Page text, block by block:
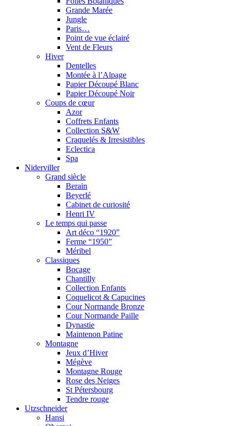
Grande Marée
Jungle
Paris…
Point de vue éclairé
Vent de Fleurs
Hiver
Dentelles
Montée à l’Alpage
Papier Découpé Blanc
Papier Découpé Noir
Coups de cœur
Azor
Coffrets Enfants
Collection S&W
Craquelés & Irresistibles
Eclectica
Spa
Niderviller
Grand siècle
Berain
Beyerlé
Cabinet de curiosité
Henri IV
Le temps qui passe
Art déco “1920”
Ferme “1950”
Méribel
Classiques
Bocage
Chantilly
Collection Enfants
Coquelicot & Capucines
Cour Normande Bronze
Cour Normande Paille
Dynastie
Maintenon Patine
Montagne
Jeux d’Hiver
Mégève
Montagne Rouge
Rose des Neiges
St Pétersbourg
Tendre rouge
Utzschneider
Hansi